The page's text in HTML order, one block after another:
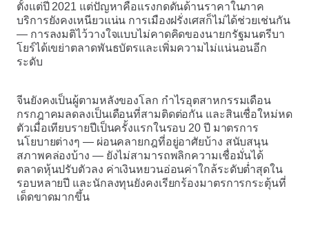
ตั้งแต่ปี 2021 แต่ปัญหาคือแรงกดดันด้านราคาในภาค
บริการยังคงเหนียวแน่น การเมืองฝรั่งเศสก็ไม่ได้ช่วยเช่นกัน
— การลงมติไว้วางใจแบบไม่คาดคิดของนายกรัฐมนตรีบา
โยร์ได้เขย่าตลาดพันธบัตรและเพิ่มความไม่แน่นอนอีก
ระดับ
จีนยังคงเป็นผู้ตามหลังของโลก กำไรอุตสาหกรรมเดือน
กรกฎาคมลดลงเป็นเดือนที่สามติดต่อกัน และสินเชื่อใหม่หด
ตัวเมื่อเทียบรายปีเป็นครั้งแรกในรอบ 20 ปี มาตรการ
นโยบายต่างๆ — ผ่อนคลายกฎที่อยู่อาศัยบ้าง สนับสนุน
สภาพคล่องบ้าง — ยังไม่สามารถพลิกความเชื่อมั่นได้
ตลาดหุ้นปรับตัวลง ค่าเงินหยวนอ่อนค่าใกล้ระดับต่ำสุดใน
รอบหลายปี และนักลงทุนยังคงเรียกร้องมาตรการกระตุ้นที่
เด็ดขาดมากขึ้น